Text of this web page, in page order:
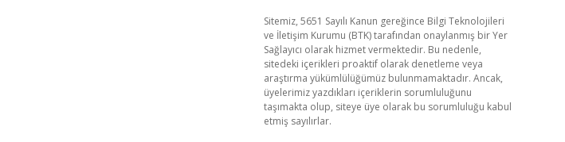
Sitemiz, 5651 Sayılı Kanun gereğince Bilgi Teknolojileri
ve İletişim Kurumu (BTK) tarafından onaylanmış bir Yer
Sağlayıcı olarak hizmet vermektedir. Bu nedenle,
sitedeki içerikleri proaktif olarak denetleme veya
araştırma yükümlülüğümüz bulunmamaktadır. Ancak,
üyelerimiz yazdıkları içeriklerin sorumluluğunu
taşımakta olup, siteye üye olarak bu sorumluluğu kabul
etmiş sayılırlar.